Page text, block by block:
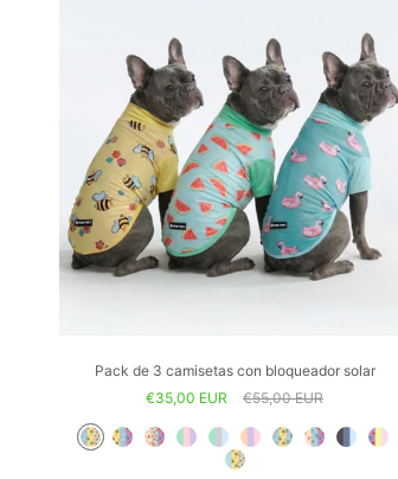
Pack de 3 camisetas con bloqueador solar
€35,00 EUR
€55,00 EUR